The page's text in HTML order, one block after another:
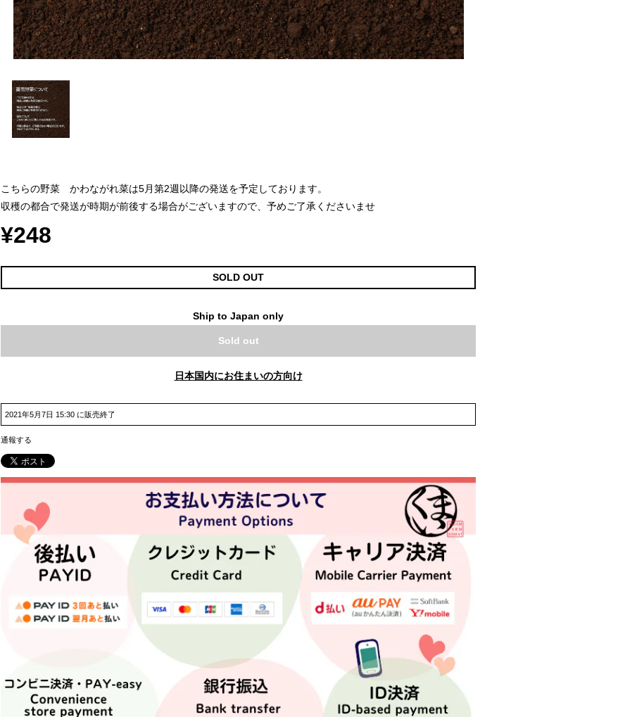
こちらの野菜 かわながれ菜は5月第2週以降の発送を予定しております。
収穫の都合で発送が時期が前後する場合がございますので、予めご了承くださいませ
¥248
SOLD OUT
Ship to Japan only
Sold out
日本国内にお住まいの方向け
2021年5月7日 15:30 に販売終了
通報する